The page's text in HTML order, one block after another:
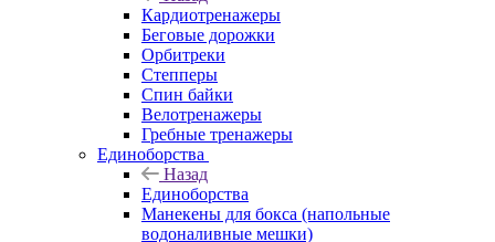
Кардиотренажеры
Беговые дорожки
Орбитреки
Степперы
Спин байки
Велотренажеры
Гребные тренажеры
Единоборства
Назад
Единоборства
Манекены для бокса (напольные
водоналивные мешки)